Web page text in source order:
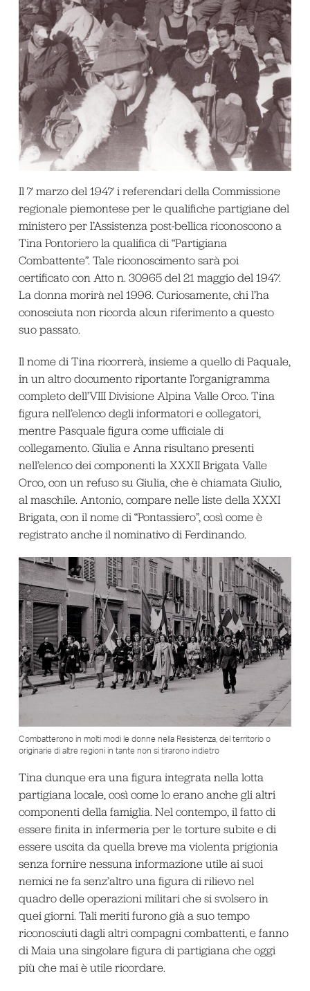
Il 7 marzo del 1947 i referendari della Commissione
regionale piemontese per le qualifiche partigiane del
ministero per l’Assistenza post-bellica riconoscono a
Tina Pontoriero la qualifica di “Partigiana
Combattente”. Tale riconoscimento sarà poi
certificato con Atto n. 30965 del 21 maggio del 1947.
La donna morirà nel 1996. Curiosamente, chi l’ha
conosciuta non ricorda alcun riferimento a questo
suo passato.
Il nome di Tina ricorrerà, insieme a quello di Paquale,
in un altro documento riportante l’organigramma
completo dell’VIII Divisione Alpina Valle Orco. Tina
figura nell’elenco degli informatori e collegatori,
mentre Pasquale figura come ufficiale di
collegamento. Giulia e Anna risultano presenti
nell’elenco dei componenti la XXXII Brigata Valle
Orco, con un refuso su Giulia, che è chiamata Giulio,
al maschile. Antonio, compare nelle liste della XXXI
Brigata, con il nome di “Pontassiero”, così come è
registrato anche il nominativo di Ferdinando.
Combatterono in molti modi le donne nella Resistenza, del territorio o
originarie di altre regioni in tante non si tirarono indietro
Tina dunque era una figura integrata nella lotta
partigiana locale, così come lo erano anche gli altri
componenti della famiglia. Nel contempo, il fatto di
essere finita in infermeria per le torture subite e di
essere uscita da quella breve ma violenta prigionia
senza fornire nessuna informazione utile ai suoi
nemici ne fa senz’altro una figura di rilievo nel
quadro delle operazioni militari che si svolsero in
quei giorni. Tali meriti furono già a suo tempo
riconosciuti dagli altri compagni combattenti, e fanno
di Maia una singolare figura di partigiana che oggi
più che mai è utile ricordare.